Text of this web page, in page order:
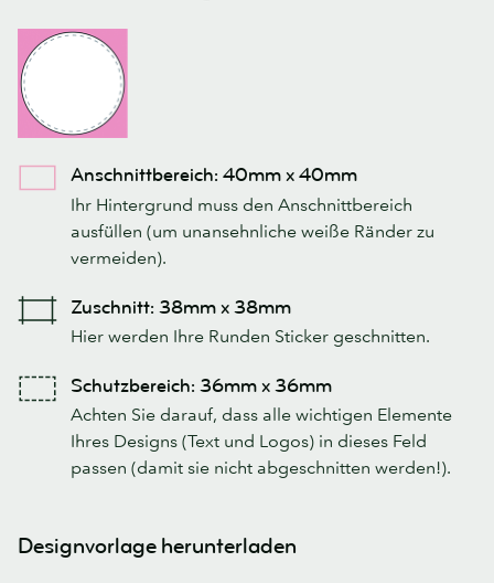
Anschnittbereich: 40mm x 40mm
Ihr Hintergrund muss den Anschnittbereich
ausfüllen (um unansehnliche weiße Ränder zu
vermeiden).
Zuschnitt: 38mm x 38mm
Hier werden Ihre Runden Sticker geschnitten.
Schutzbereich: 36mm x 36mm
Achten Sie darauf, dass alle wichtigen Elemente
Ihres Designs (Text und Logos) in dieses Feld
passen (damit sie nicht abgeschnitten werden!).
Designvorlage herunterladen